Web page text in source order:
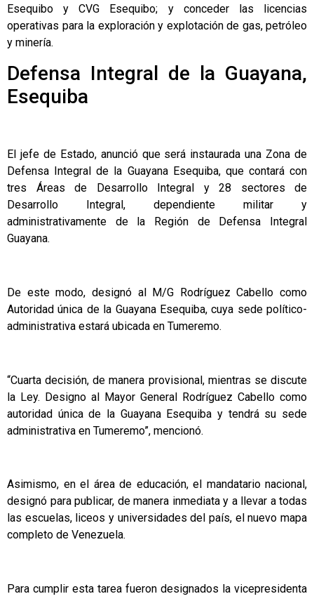
Esequibo y CVG Esequibo; y conceder las licencias
operativas para la exploración y explotación de gas, petróleo
y minería.
Defensa Integral de la Guayana,
Esequiba
El jefe de Estado, anunció que será instaurada una Zona de
Defensa Integral de la Guayana Esequiba, que contará con
tres Áreas de Desarrollo Integral y 28 sectores de
Desarrollo Integral, dependiente militar y
administrativamente de la Región de Defensa Integral
Guayana.
De este modo, designó al M/G Rodríguez Cabello como
Autoridad única de la Guayana Esequiba, cuya sede político-
administrativa estará ubicada en Tumeremo.
“Cuarta decisión, de manera provisional, mientras se discute
la Ley. Designo al Mayor General Rodríguez Cabello como
autoridad única de la Guayana Esequiba y tendrá su sede
administrativa en Tumeremo”, mencionó.
Asimismo, en el área de educación, el mandatario nacional,
designó para publicar, de manera inmediata y a llevar a todas
las escuelas, liceos y universidades del país, el nuevo mapa
completo de Venezuela.
Para cumplir esta tarea fueron designados la vicepresidenta